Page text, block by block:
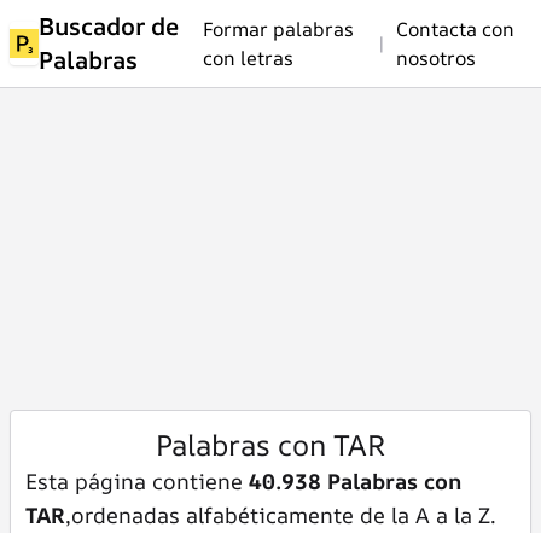
Buscador de
Palabras
Formar palabras
con letras
|
Contacta con
nosotros
Palabras con TAR
Esta página contiene 40.938 Palabras con
TAR,ordenadas alfabéticamente de la A a la Z.